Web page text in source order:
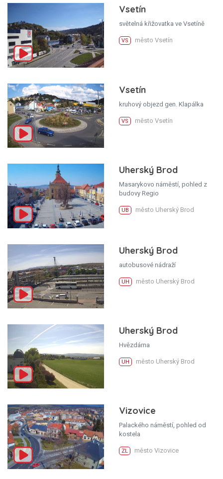
Vsetín
světelná křižovatka ve Vsetíně
VS město Vsetín
Vsetín
kruhový objezd gen. Klapálka
VS město Vsetín
Uherský Brod
Masarykovo náměstí, pohled z
budovy Regio
UB město Uherský Brod
Uherský Brod
autobusové nádraží
UH město Uherský Brod
Uherský Brod
Hvězdárna
UH město Uherský Brod
Vizovice
Palackého náměstí, pohled od
kostela
ZL město Vizovice